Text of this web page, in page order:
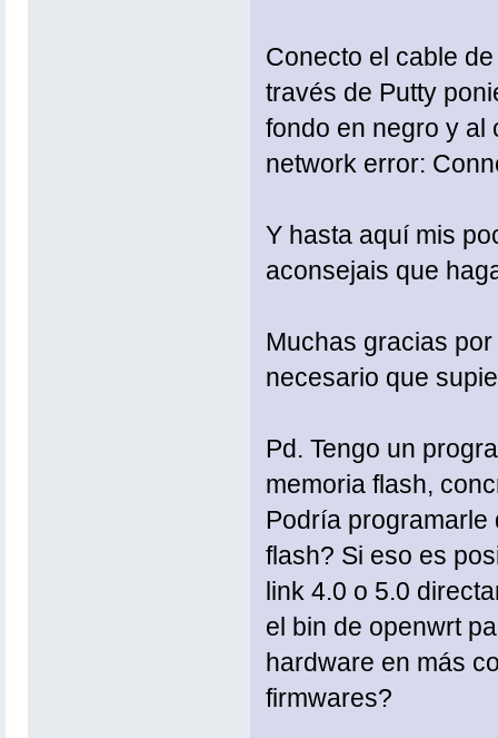
Conecto el cable
través de Putty
fondo en negro y al
network error:
Y hasta aquí mis
aconsejais que
Muchas gracias
necesario que
Pd. Tengo un
memoria flash,
Podría programarle
flash? Si eso es
link 4.0 o 5.0
el bin de openwrt
hardware en más
firmwares?